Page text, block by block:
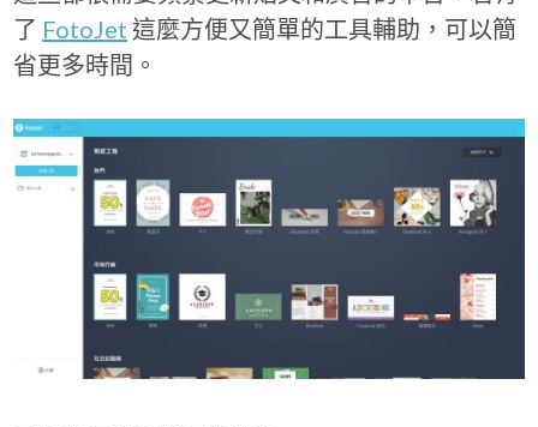
了 FotoJet 這麼方便又簡單的工具輔助，可以簡
省更多時間。